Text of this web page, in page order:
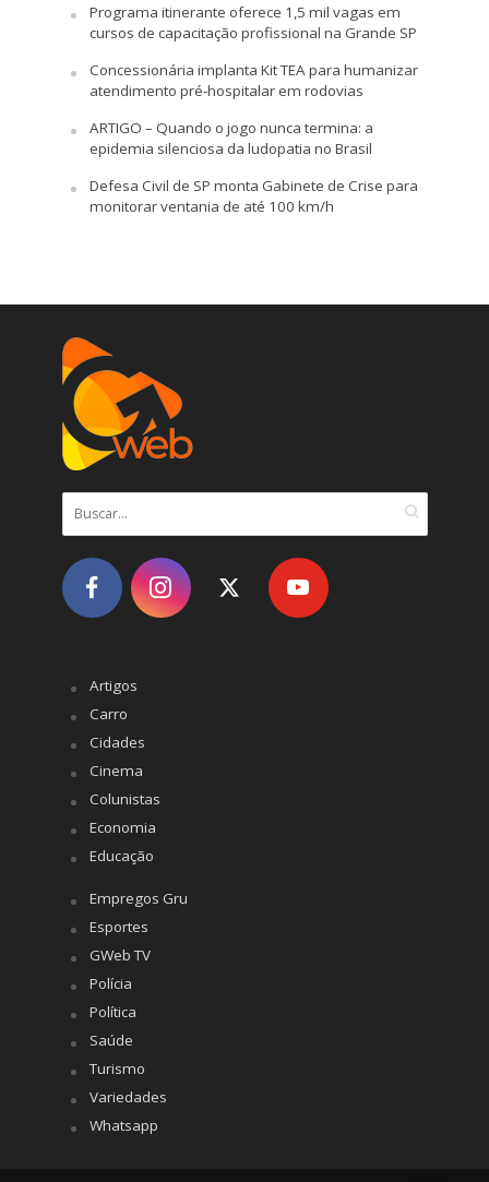
Programa itinerante oferece 1,5 mil vagas em
cursos de capacitação profissional na Grande SP
Concessionária implanta Kit TEA para humanizar
atendimento pré-hospitalar em rodovias
ARTIGO – Quando o jogo nunca termina: a
epidemia silenciosa da ludopatia no Brasil
Defesa Civil de SP monta Gabinete de Crise para
monitorar ventania de até 100 km/h
Artigos
Carro
Cidades
Cinema
Colunistas
Economia
Educação
Empregos Gru
Esportes
GWeb TV
Polícia
Política
Saúde
Turismo
Variedades
Whatsapp